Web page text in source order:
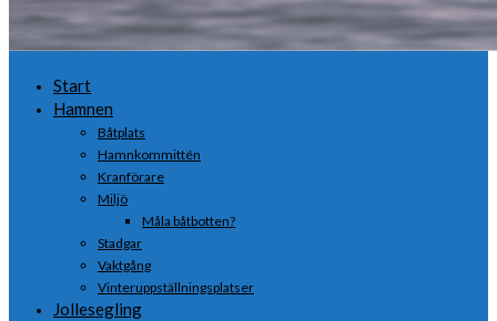
Start
Hamnen
Båtplats
Hamnkommittén
Kranförare
Miljö
Måla båtbotten?
Stadgar
Vaktgång
Vinteruppställningsplatser
Jollesegling